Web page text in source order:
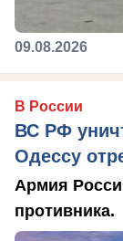
09.08.2026
В России
ВС РФ
Одессу
Армия
противника.